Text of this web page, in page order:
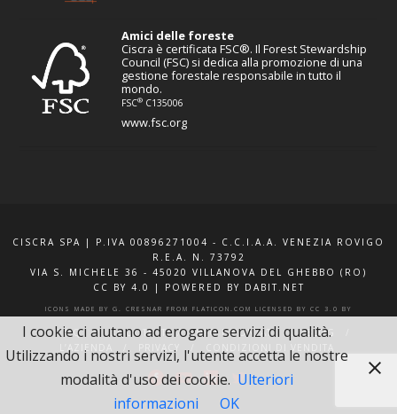
Amici delle foreste
Ciscra è certificata FSC®. Il Forest Stewardship
Council (FSC) si dedica alla promozione di una
gestione forestale responsabile in tutto il
mondo.
FSC® C135006
www.fsc.org
CISCRA SPA | P.IVA 00896271004 - C.C.I.A.A. VENEZIA ROVIGO
R.E.A. N. 73792
VIA S. MICHELE 36 - 45020 VILLANOVA DEL GHEBBO (RO)
CC BY 4.0
| POWERED BY DABIT.NET
ICONS MADE BY G. CRESNAR FROM FLATICON.COM LICENSED BY CC 3.0 BY
F.A.Q. XQUOTE.IT INFO E CONTATTI
BLOG
L’AZIENDA
PRIVACY CONDIZIONI DI VENDITA
I cookie ci aiutano ad erogare servizi di qualità.
Utilizzando i nostri servizi, l'utente accetta le nostre
modalità d'uso dei cookie. Ulteriori
informazioni
OK